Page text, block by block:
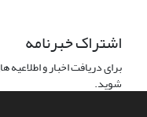
اشتراک خبرنامه
برای دریافت اخبار و
شوید.